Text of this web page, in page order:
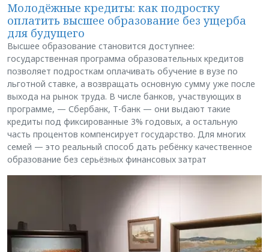
Молодёжные кредиты: как подростку
оплатить высшее образование без ущерба
для будущего
Высшее образование становится доступнее:
государственная программа образовательных кредитов
позволяет подросткам оплачивать обучение в вузе по
льготной ставке, а возвращать основную сумму уже после
выхода на рынок труда. В числе банков, участвующих в
программе, — Сбербанк, Т-банк — они выдают такие
кредиты под фиксированные 3% годовых, а остальную
часть процентов компенсирует государство. Для многих
семей — это реальный способ дать ребёнку качественное
образование без серьёзных финансовых затрат